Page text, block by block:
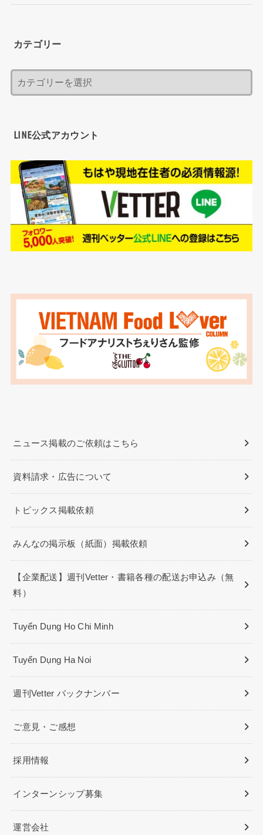
カテゴリー
LINE公式アカウント
ニュース掲載のご依頼はこちら
資料請求・広告について
トピックス掲載依頼
みんなの掲示板（紙面）掲載依頼
【企業配送】週刊Vetter・書籍各種の配送お申込み（無
料）
Tuyển Dụng Ho Chi Minh
Tuyển Dụng Ha Noi
週刊Vetter バックナンバー
ご意見・ご感想
採用情報
インターンシップ募集
運営会社